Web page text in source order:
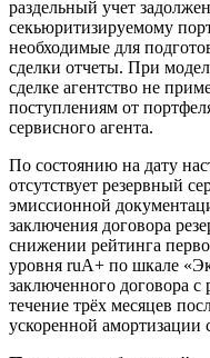
раздельный учет
секьюритизируемому
необходимые для
сделки отчеты. При
сделке агентство не
поступлениям от
сервисного агента.
По состоянию на дату
отсутствует резервный
эмиссионной
заключения договора
снижении рейтинга
уровня ruA+ по шкале
заключенного договора
течение трёх месяцев
ускоренной амортизации